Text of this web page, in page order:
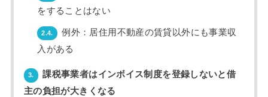
をすることはない
2.4.
例外：居住用不動産の賃貸以外にも事業収
入がある
3.
課税事業者はインボイス制度を登録しないと借
主の負担が大きくなる